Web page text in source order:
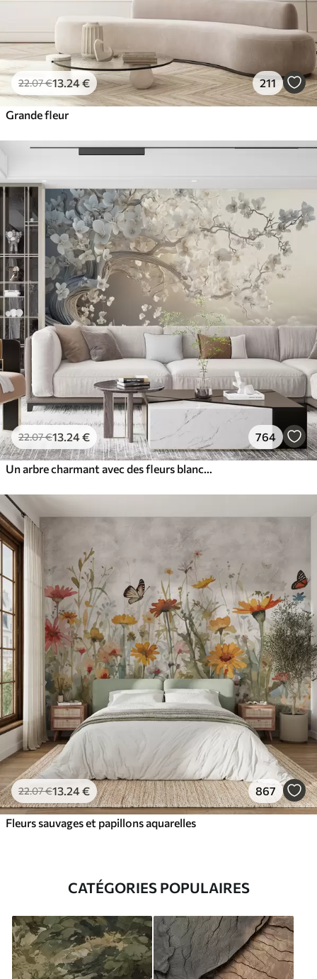
22.07€13 .24€ 211
Grande fleur
22.07€13 .24€ 764
22.07€13 .24€ 867
Fleurs sauvages et papillons aquarelles
CATÉGORIES POPULAIRES